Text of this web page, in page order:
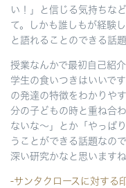
い！」と信じる気持ちな
て。しかも誰しもが経験
と語れることのできる話題
授業なんかで最初自己紹
学生の食いつきはいいで
の発達の特徴をわかりや
分の子どもの時と重ね合
ないな～」とか「やっぱ
うことができる話題なの
深い研究かなと思いますね
-サンタクロースに対する